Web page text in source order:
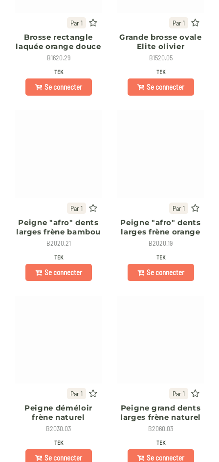
Par 1
Brosse rectangle
laquée orange douce
B1620.29
TEK
Se connecter
Par 1
Grande brosse ovale
Elite olivier
B1520.05
TEK
Se connecter
Par 1
Peigne "afro" dents
larges frène bambou
B2020.21
TEK
Se connecter
Par 1
Peigne "afro" dents
larges frène orange
B2020.19
TEK
Se connecter
Par 1
Peigne déméloir
frène naturel
B2030.03
TEK
Se connecter
Par 1
Peigne grand dents
larges frène naturel
B2060.03
TEK
Se connecter